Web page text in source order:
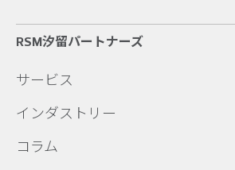
RSM汐留パートナーズ
サービス
インダストリー
コラム